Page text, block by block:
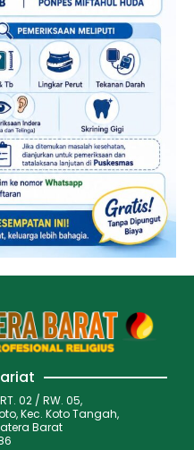
02 / RW. 05,
Kec. Koto Tangah,
Barat